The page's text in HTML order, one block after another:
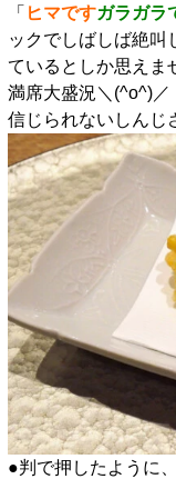
「 ヒマですガラガラ
ックでしばしば絶叫
ているとしか思えま
満席大盛況＼(^o^)／
信じられないしん
●判で押したように